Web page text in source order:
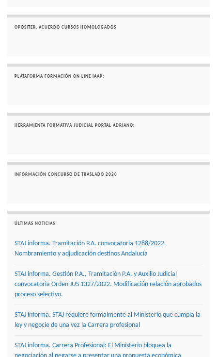
OPOSITER. ACUERDO CURSOS HOMOLOGADOS
PLATAFORMA FORMACIÓN ON LINE IAAP:
HERRAMIENTA FORMATIVA JUDICIAL PORTAL ADRIANO:
INFORMACIÓN CONCURSO DE TRASLADO 2020
ÚLTIMAS NOTICIAS
STAJ informa. Tramitación P.A. convocatoria 1288/2022.
Nombramiento y adjudicación destinos Andalucía
STAJ informa. Gestión P.A., Tramitación P.A. y Auxilio Judicial
convocatoria Orden JUS 1327/2022. Modificación relación aprobados
proceso selectivo.
STAJ informa. STAJ requiere formalmente al Ministerio que cumpla la
ley y negocie de una vez la Carrera profesional
STAJ informa. Carrera Profesional: El Ministerio bloquea la